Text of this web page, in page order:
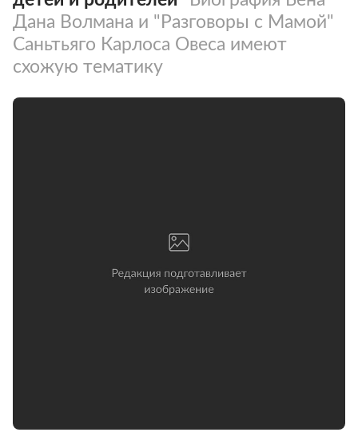
Дана Волмана и "Разговоры с Мамой"
Саньтьяго Карлоса Овеса имеют
схожую тематику